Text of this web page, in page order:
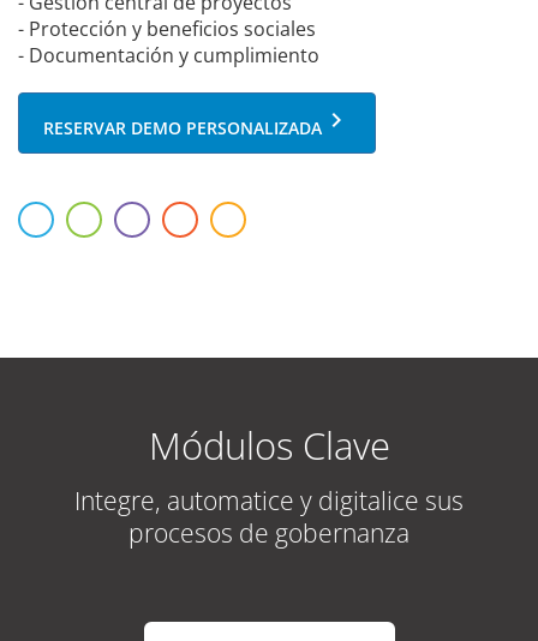
- Protección y beneficios sociales
- Documentación y cumplimiento
RESERVAR DEMO PERSONALIZADA keyboard_arrow_right
Módulos Clave
Integre, automatice y digitalice sus
procesos de gobernanza